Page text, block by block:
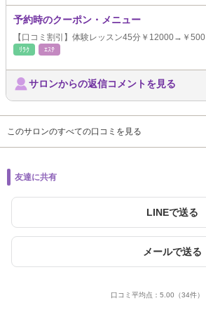
予約時のクーポン・メニュー
【口コミ割引】体験レッスン45分￥12000→￥500
ﾘﾗｸ ｴｽﾃ
サロンからの返信コメントを見る
このサロンのすべての口コミを見る
友達に共有
LINEで送る
メールで送る
口コミ平均点： 5.00 （34件）